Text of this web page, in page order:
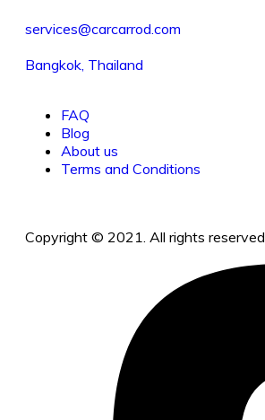
services@carcarrod.com
Bangkok, Thailand
FAQ
Blog
About us
Terms and Conditions
Copyright © 2021. All rights reserved.